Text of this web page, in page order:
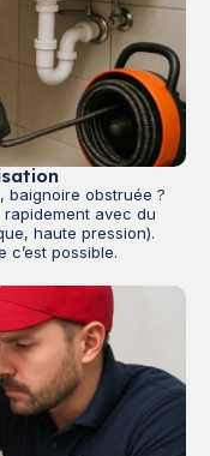
baignoire obstruée ?
avec du
haute pression).
c’est possible.